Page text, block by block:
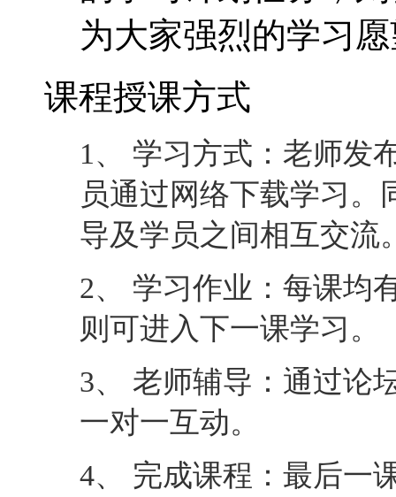
为大家强烈的学习
课程授课方式
1、 学习方式：老师发
员通过网络下载学习
导及学员之间相互交流
2、 学习作业：每课均
则可进入下一课学习。
3、 老师辅导：通过论
一对一互动。
4、 完成课程：最后一